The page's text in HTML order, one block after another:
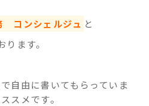
ンシェルジュ と
ます。
自由に書いてもらっていま
スメです。